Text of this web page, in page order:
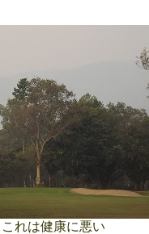
れは健康に悪い